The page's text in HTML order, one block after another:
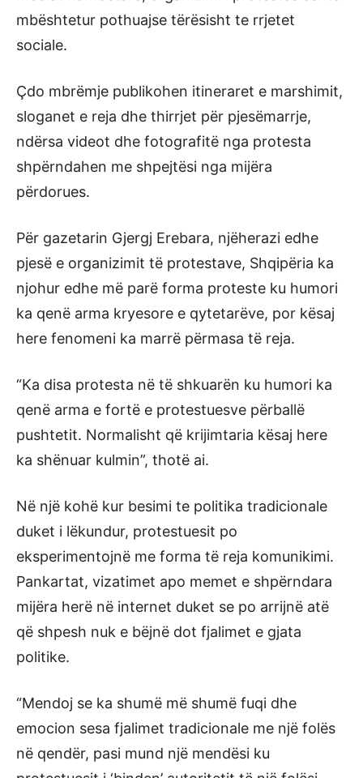
mbështetur pothuajse tërësisht te rrjetet
sociale.
Çdo mbrëmje publikohen itineraret e marshimit,
sloganet e reja dhe thirrjet për pjesëmarrje,
ndërsa videot dhe fotografitë nga protesta
shpërndahen me shpejtësi nga mijëra
përdorues.
Për gazetarin Gjergj Erebara, njëherazi edhe
pjesë e organizimit të protestave, Shqipëria ka
njohur edhe më parë forma proteste ku humori
ka qenë arma kryesore e qytetarëve, por kësaj
here fenomeni ka marrë përmasa të reja.
“Ka disa protesta në të shkuarën ku humori ka
qenë arma e fortë e protestuesve përballë
pushtetit. Normalisht që krijimtaria kësaj here
ka shënuar kulmin”, thotë ai.
Në një kohë kur besimi te politika tradicionale
duket i lëkundur, protestuesit po
eksperimentojnë me forma të reja komunikimi.
Pankartat, vizatimet apo memet e shpërndara
mijëra herë në internet duket se po arrijnë atë
që shpesh nuk e bëjnë dot fjalimet e gjata
politike.
“Mendoj se ka shumë më shumë fuqi dhe
emocion sesa fjalimet tradicionale me një folës
në qendër, pasi mund një mendësi ku